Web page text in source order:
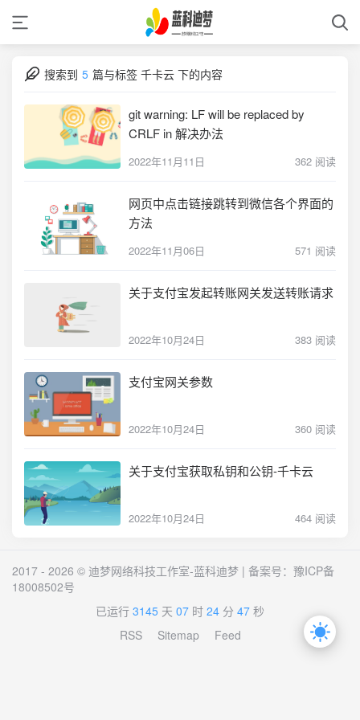
搜索到 5 篇与标签 千卡云 下的内容
git warning: LF will be replaced by
CRLF in 解决办法
2022年11月11日 362 阅读
网页中点击链接跳转到微信各个界面的
方法
2022年11月06日 571 阅读
关于支付宝发起转账网关发送转账请求
2022年10月24日 383 阅读
支付宝网关参数
2022年10月24日 360 阅读
关于支付宝获取私钥和公钥-千卡云
2022年10月24日 464 阅读
2017 - 2026 © 迪梦网络科技工作室-蓝科迪梦 | 备案号： 豫ICP备
18008502号
已运行 3145 天 07 时 24 分 47 秒
RSS
Sitemap Feed